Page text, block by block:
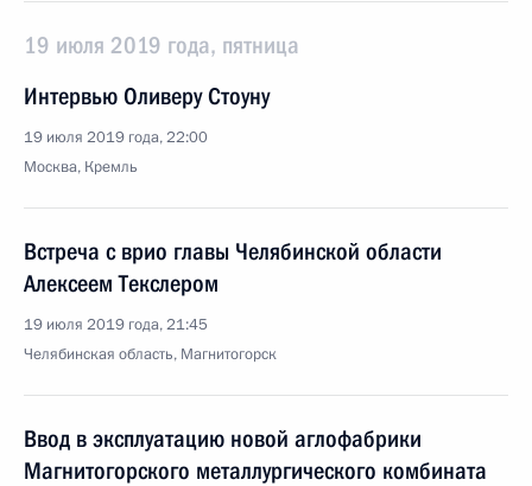
19 июля 2019 года, пятница
Интервью Оливеру Стоуну
19 июля 2019 года, 22:00
Москва, Кремль
Встреча с врио главы Челябинской области
Алексеем Текслером
19 июля 2019 года, 21:45
Челябинская область, Магнитогорск
Ввод в эксплуатацию новой аглофабрики
Магнитогорского металлургического комбината